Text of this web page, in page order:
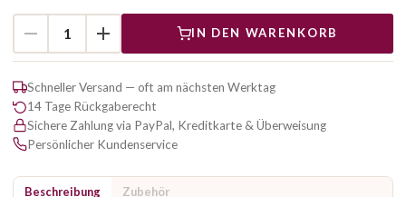
IN DEN WARENKORB
Schneller Versand — oft am nächsten Werktag
14 Tage Rückgaberecht
Sichere Zahlung via PayPal, Kreditkarte & Überweisung
Persönlicher Kundenservice
Beschreibung Zubehör